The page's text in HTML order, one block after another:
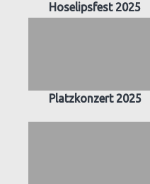
Hoselipsfest 2025
Platzkonzert 2025